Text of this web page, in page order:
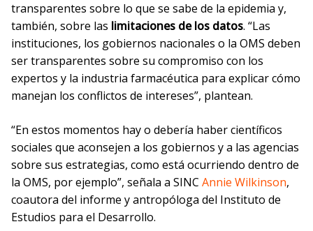
transparentes sobre lo que se sabe de la epidemia y,
también, sobre las limitaciones de los datos. “Las
instituciones, los gobiernos nacionales o la OMS deben
ser transparentes sobre su compromiso con los
expertos y la industria farmacéutica para explicar cómo
manejan los conflictos de intereses”, plantean.
“En estos momentos hay o debería haber científicos
sociales que aconsejen a los gobiernos y a las agencias
sobre sus estrategias, como está ocurriendo dentro de
la OMS, por ejemplo”, señala a SINC Annie Wilkinson,
coautora del informe y antropóloga del Instituto de
Estudios para el Desarrollo.